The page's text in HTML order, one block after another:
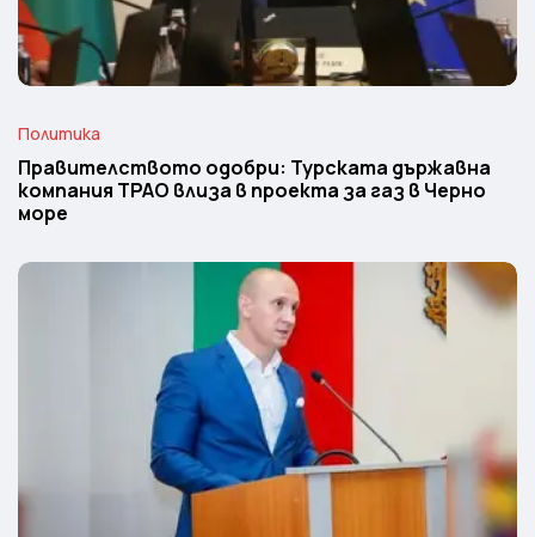
Политика
Правителството одобри: Турската държавна
компания TPAO влиза в проекта за газ в Черно
море